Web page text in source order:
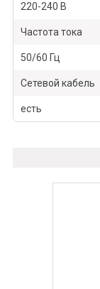
220-240 В
Частота тока
50/60 Гц
Сетевой кабель
есть